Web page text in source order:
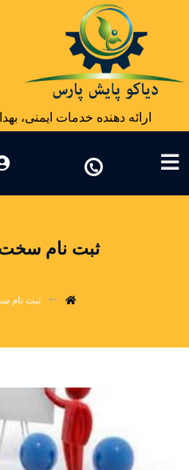
ارائه دهنده خدمات ایمنی،
ثبت نام سخت و
ثبت نام سخت